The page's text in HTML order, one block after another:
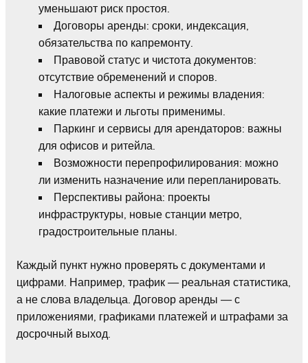
уменьшают риск простоя.
Договоры аренды: сроки, индексация,
обязательства по капремонту.
Правовой статус и чистота документов:
отсутствие обременений и споров.
Налоговые аспекты и режимы владения:
какие платежи и льготы применимы.
Паркинг и сервисы для арендаторов: важны
для офисов и ритейла.
Возможности перепрофилирования: можно
ли изменить назначение или перепланировать.
Перспективы района: проекты
инфраструктуры, новые станции метро,
градостроительные планы.
Каждый пункт нужно проверять с документами и
цифрами. Например, трафик — реальная статистика,
а не слова владельца. Договор аренды — с
приложениями, графиками платежей и штрафами за
досрочный выход.